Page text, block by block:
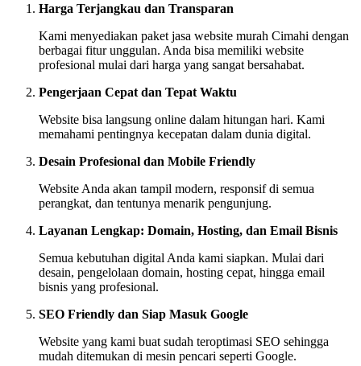
Harga Terjangkau dan Transparan
Kami menyediakan paket jasa website murah Cimahi dengan
berbagai fitur unggulan. Anda bisa memiliki website
profesional mulai dari harga yang sangat bersahabat.
Pengerjaan Cepat dan Tepat Waktu
Website bisa langsung online dalam hitungan hari. Kami
memahami pentingnya kecepatan dalam dunia digital.
Desain Profesional dan Mobile Friendly
Website Anda akan tampil modern, responsif di semua
perangkat, dan tentunya menarik pengunjung.
Layanan Lengkap: Domain, Hosting, dan Email Bisnis
Semua kebutuhan digital Anda kami siapkan. Mulai dari
desain, pengelolaan domain, hosting cepat, hingga email
bisnis yang profesional.
SEO Friendly dan Siap Masuk Google
Website yang kami buat sudah teroptimasi SEO sehingga
mudah ditemukan di mesin pencari seperti Google.